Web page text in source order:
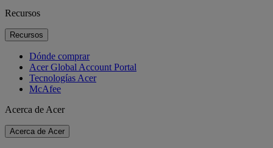
Recursos
Recursos
Dónde comprar
Acer Global Account Portal
Tecnologías Acer
McAfee
Acerca de Acer
Acerca de Acer